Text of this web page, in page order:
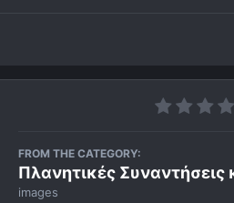
FROM THE CATEGORY:
Πλανητικές Συναντήσεις
images